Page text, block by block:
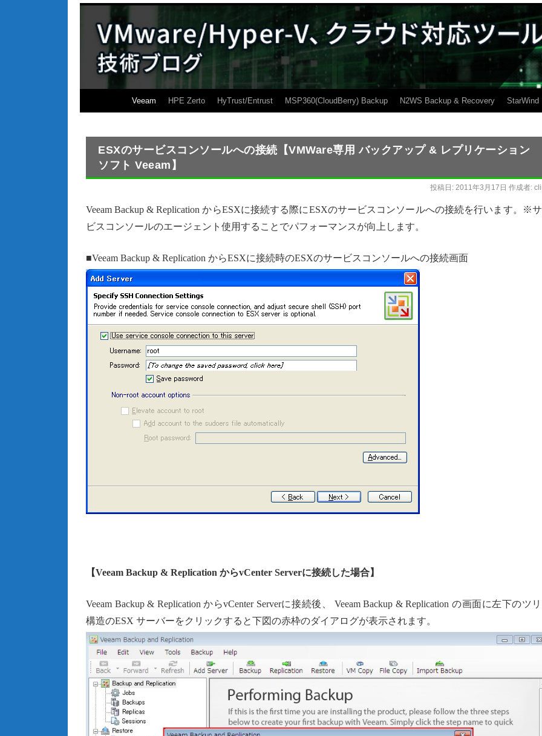
Veeam HPE Zerto HyTrust/Entrust MSP360(CloudBerry) Backup N2WS Backup & Recovery StarWind
ESXのサービスコンソールへの接続【VMWare専用 バックアップ & レプリケーション
ソフト Veeam】
投稿日: 2011年3月17日 作成者:
Veeam Backup & Replication からESXに接続する際にESXのサービスコンソールへの接続を行います。※
ビスコンソールのエージェント使用することでパフォーマンスが向上します。
■Veeam Backup & Replication からESXに接続時のESXのサービスコンソールへの接続画面
【Veeam Backup & Replication からvCenter Serverに接続した場合】
Veeam Backup & Replication からvCenter Serverに接続後、 Veeam Backup & Replication の画面に左下のツ
構造のESX サーバーをクリックすると下図の赤枠のダイアログが表示されます。